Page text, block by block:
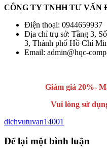
CÔNG TY TNHH TƯ VẤN
Điện thoại: 0944659937
Địa chỉ trụ sở: Tầng 3,
3, Thành phố Hồ Chí
Email: admin@hqc-
Giảm giá 20%-
Vui lòng sử
dichvutuvan14001
Để lại một bình luận